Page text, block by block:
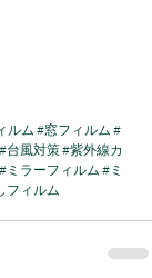
ルム #窓フィルム #
#台風対策#紫外線カ
#ミラーフィルム #ミ
フィルム